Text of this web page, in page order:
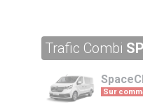
Trafic Combi
Sur